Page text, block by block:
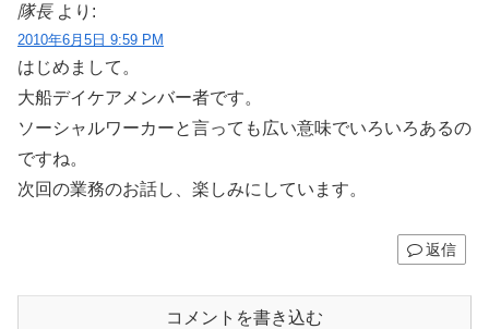
隊長 より:
2010年6月5日 9:59 PM
はじめまして。
大船デイケアメンバー者です。
ソーシャルワーカーと言っても広い意味でいろいろあるの
ですね。
次回の業務のお話し、楽しみにしています。
返信
コメントを書き込む